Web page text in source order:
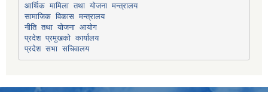
आर्थिक मामिला तथा योजना मन्त्रालय
सामाजिक विकास मन्त्रालय
नीति तथा योजना आयोग
प्रदेश प्रमुखको कार्यालय
प्रदेश सभा सचिवालय